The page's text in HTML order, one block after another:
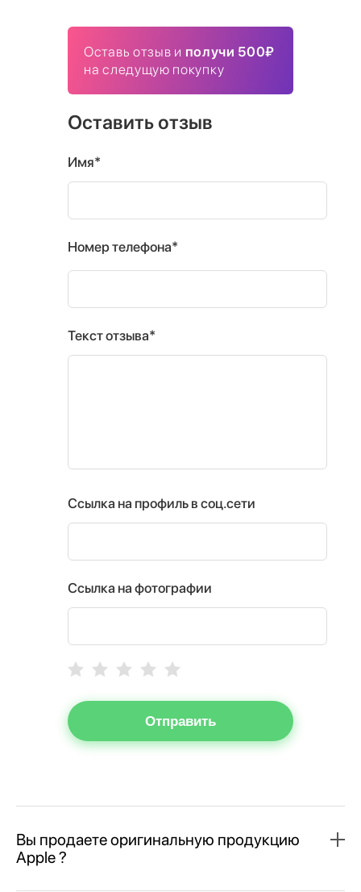
Оставь отзыв и получи 500₽
на следущую покупку
Оставить отзыв
Имя*
Номер телефона*
Текст отзыва*
Ссылка на профиль в соц.сети
Ссылка на фотографии
Отправить
Вы продаете оригинальную продукцию
Apple ?